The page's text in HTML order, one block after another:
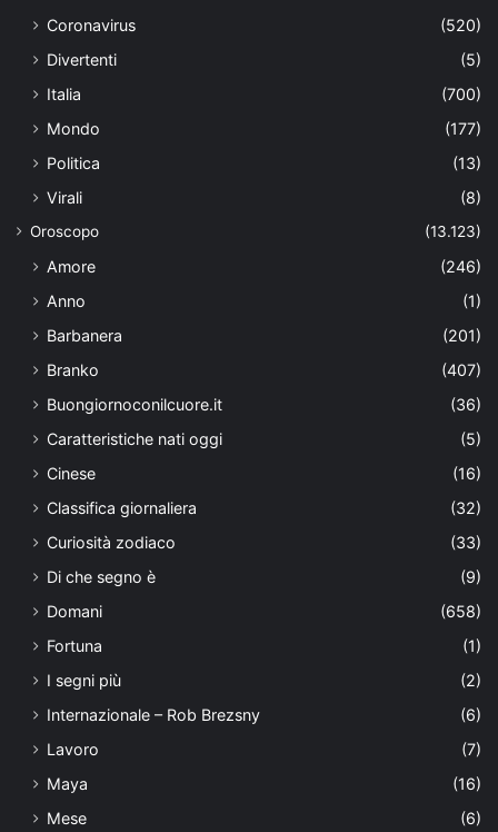
Coronavirus
(520)
Divertenti
(5)
Italia
(700)
Mondo
(177)
Politica
(13)
Virali
(8)
Oroscopo (13.123)
Amore
(246)
Anno
(1)
Barbanera
(201)
Branko
(407)
Buongiornoconilcuore.it
(36)
Caratteristiche nati oggi
(5)
Cinese
(16)
Classifica giornaliera
(32)
Curiosità zodiaco
(33)
Di che segno è
(9)
Domani
(658)
Fortuna
(1)
I segni più
(2)
Internazionale – Rob Brezsny
(6)
Lavoro
(7)
Maya
(16)
Mese
(6)